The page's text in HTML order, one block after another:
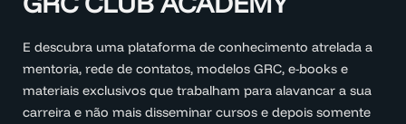
E descubra uma plataforma de conhecimento atrelada a
mentoria, rede de contatos, modelos GRC, e-books e
materiais exclusivos que trabalham para alavancar a sua
carreira e não mais disseminar cursos e depois somente